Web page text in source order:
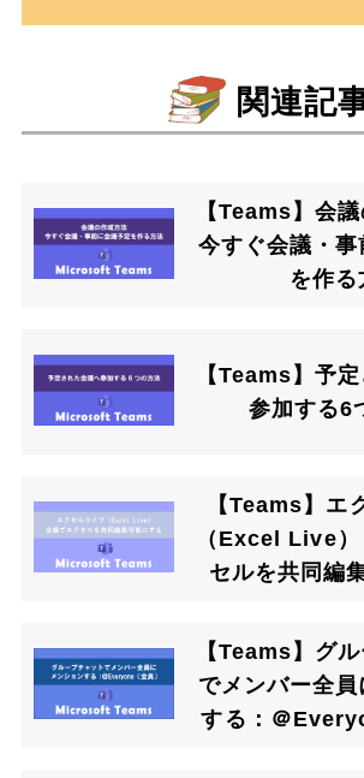
関連記
【Teams】会
今すぐ会議・事
を作る
【Teams】予
参加する6
【Teams】エ
（Excel Live
セルを共同編
【Teams】グ
でメンバー全
する：＠